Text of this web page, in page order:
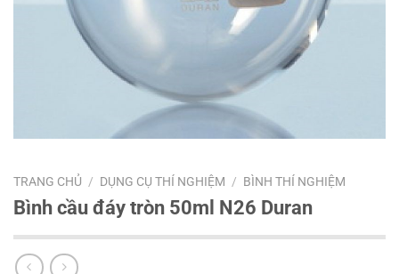
TRANG CHỦ / DỤNG CỤ THÍ NGHIỆM / BÌNH THÍ NGHIỆM
Bình cầu đáy tròn 50ml N26 Duran